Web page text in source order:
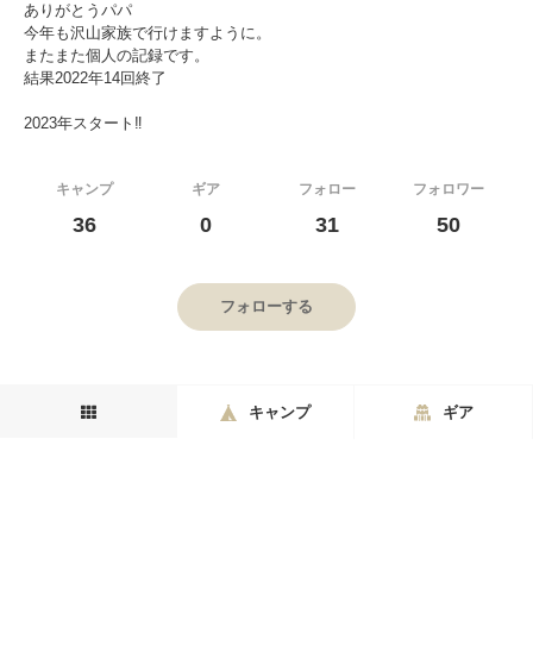
ありがとうパパ
今年も沢山家族で行けますように。
またまた個人の記録です。
結果2022年14回終了
2023年スタート‼︎
キャンプ
36
ギア
0
フォロー
31
フォロワー
50
フォローする
キャンプ ギア